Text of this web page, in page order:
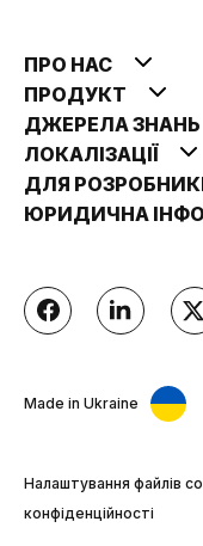
ПРО НАС
ПРОДУКТ
ДЖЕРЕЛА ЗНАНЬ
ЛОКАЛІЗАЦІЇ
ДЛЯ
ЮРИДИЧНА
Made in Ukraine
Налаштування файлів
конфіденційності